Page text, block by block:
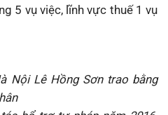
5 vụ việc, lĩnh vực thuế 1 vụ
Nội Lê Hồng Sơn trao bằng